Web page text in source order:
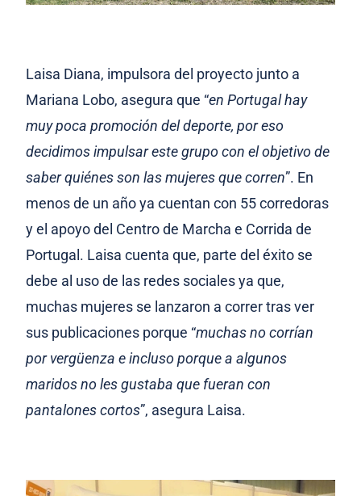
Laisa Diana, impulsora del proyecto junto a
Mariana Lobo, asegura que “en Portugal hay
muy poca promoción del deporte, por eso
decidimos impulsar este grupo con el objetivo de
saber quiénes son las mujeres que corren”. En
menos de un año ya cuentan con 55 corredoras
y el apoyo del Centro de Marcha e Corrida de
Portugal. Laisa cuenta que, parte del éxito se
debe al uso de las redes sociales ya que,
muchas mujeres se lanzaron a correr tras ver
sus publicaciones porque “muchas no corrían
por vergüenza e incluso porque a algunos
maridos no les gustaba que fueran con
pantalones cortos”, asegura Laisa.